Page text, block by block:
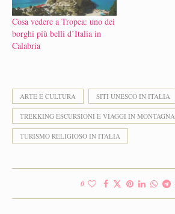
Cosa vedere a Tropea: uno dei
borghi più belli d’Italia in
Calabria
ARTE E CULTURA SITI UNESCO IN ITALIA
TREKKING ESCURSIONI E VIAGGI IN MONTAGNA
TURISMO RELIGIOSO IN ITALIA
0